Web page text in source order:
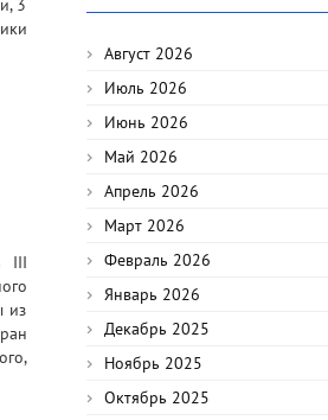
3
III
из
Август 2026
Июль 2026
Июнь 2026
Май 2026
Апрель 2026
Март 2026
Февраль 2026
Январь 2026
Декабрь 2025
Ноябрь 2025
Октябрь 2025